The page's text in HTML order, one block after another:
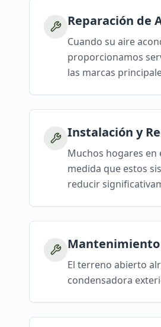
Reparación de
Cuando su aire
proporcionamos
las marcas
Instalación y
Muchos hogares
medida que estos
reducir
El terreno abierto
condensadora